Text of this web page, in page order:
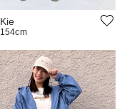
Kie
154cm